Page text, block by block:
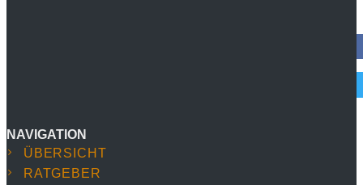
NAVIGATION
ÜBERSICHT
RATGEBER